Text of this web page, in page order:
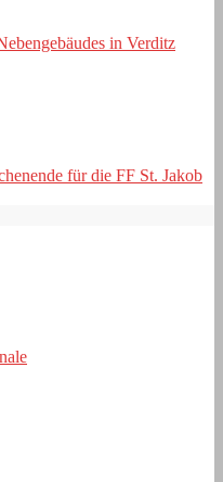
in Verditz
für die FF St. Jakob